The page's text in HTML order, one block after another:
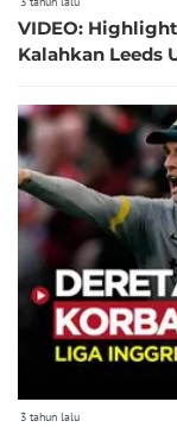
VIDEO:
Kalahkan Leeds
3 tahun lalu